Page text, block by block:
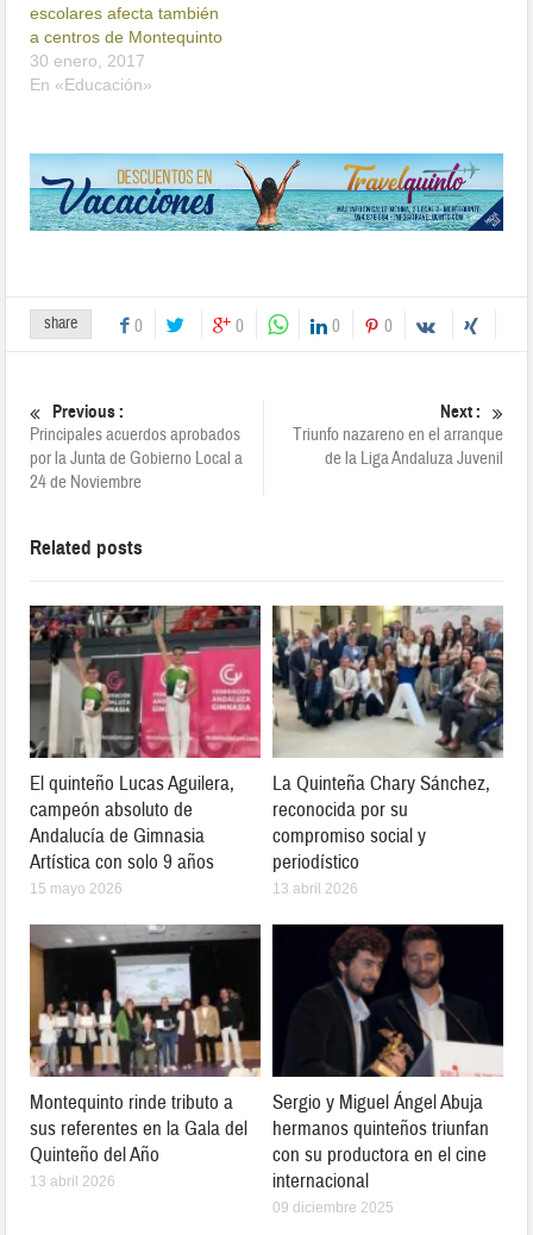
escolares afecta también
a centros de Montequinto
30 enero, 2017
En «Educación»
share 0 0 0 0
Previous :
Principales acuerdos aprobados
por la Junta de Gobierno Local a
24 de Noviembre
Next :
Triunfo nazareno en el arranque
de la Liga Andaluza Juvenil
Related posts
El quinteño Lucas Aguilera,
campeón absoluto de
Andalucía de Gimnasia
Artística con solo 9 años
15 mayo 2026
La Quinteña Chary Sánchez,
reconocida por su
compromiso social y
periodístico
13 abril 2026
Montequinto rinde tributo a
sus referentes en la Gala del
Quinteño del Año
13 abril 2026
Sergio y Miguel Ángel Abuja
hermanos quinteños triunfan
con su productora en el cine
internacional
09 diciembre 2025